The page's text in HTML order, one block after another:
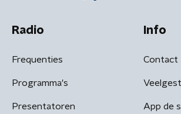
Radio
Frequenties
Programma's
Presentatoren
Info
Contact
App de